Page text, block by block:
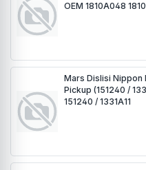
OEM 1810A048
Mars Dislisi Nippon
Pickup (151240 /
151240 / 1331A11